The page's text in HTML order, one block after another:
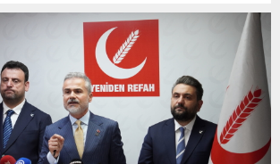
belirterek, ABD’nin bölgedeki
hukuku hiçe saydığını...